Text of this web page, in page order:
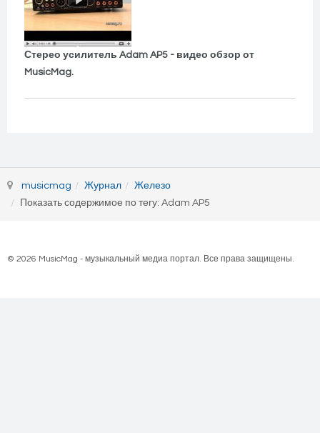
Стерео усилитель Adam AP5 - видео обзор от
MusicMag.
musicmag Журнал
Железо
Показать содержимое по тегу: Adam AP5
© 2026 MusicMag - музыкальный медиа портал. Все права защищены.